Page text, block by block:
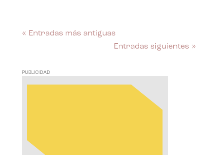
« Entradas más antiguas
Entradas siguientes »
PUBLICIDAD